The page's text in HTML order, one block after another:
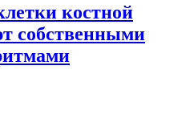
костной
собственными